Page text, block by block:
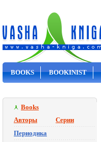
BOOKS BOOKINIST
Books
Авторы
Серии
Периодика